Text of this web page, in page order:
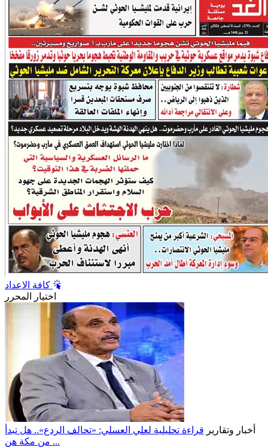
اختيار المحرر
أخبار وتقارير قراءة تحليلية لعلي العسلي: «تحالف الردع».. هل تبدأ
من مكة هن ...